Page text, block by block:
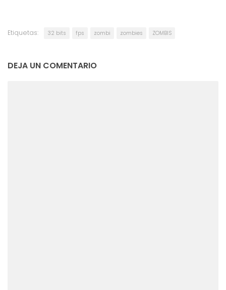
Etiquetas: 32 bits fps zombi zombies ZOMBIS
DEJA UN COMENTARIO